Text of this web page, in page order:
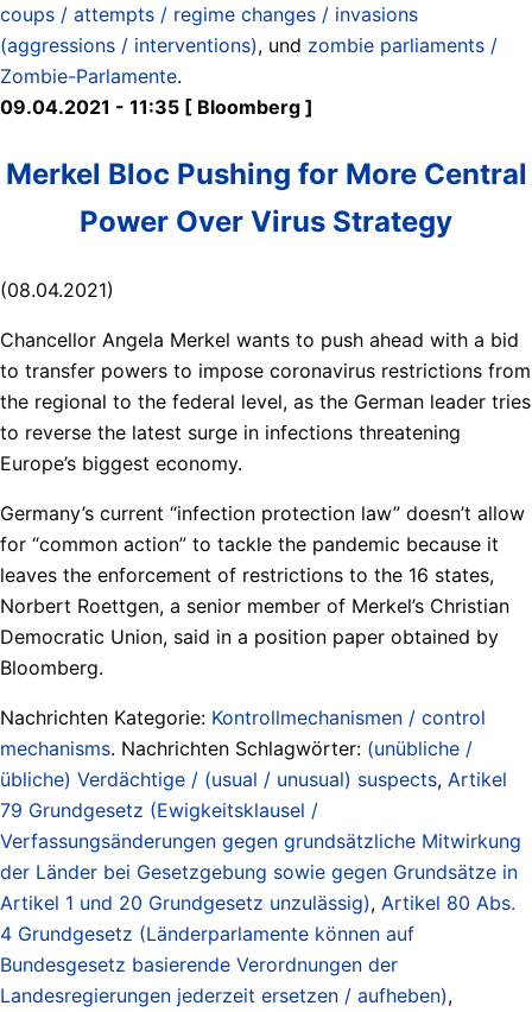
coups / attempts / regime changes / invasions
(aggressions / interventions), und zombie parliaments /
Zombie-Parlamente.
09.04.2021 - 11:35 [ Bloomberg ]
Merkel Bloc Pushing for More Central
Power Over Virus Strategy
(08.04.2021)
Chancellor Angela Merkel wants to push ahead with a bid
to transfer powers to impose coronavirus restrictions from
the regional to the federal level, as the German leader tries
to reverse the latest surge in infections threatening
Europe’s biggest economy.
Germany’s current “infection protection law” doesn’t allow
for “common action” to tackle the pandemic because it
leaves the enforcement of restrictions to the 16 states,
Norbert Roettgen, a senior member of Merkel’s Christian
Democratic Union, said in a position paper obtained by
Bloomberg.
Nachrichten Kategorie: Kontrollmechanismen / control
mechanisms. Nachrichten Schlagwörter: (unübliche /
übliche) Verdächtige / (usual / unusual) suspects, Artikel
79 Grundgesetz (Ewigkeitsklausel /
Verfassungsänderungen gegen grundsätzliche Mitwirkung
der Länder bei Gesetzgebung sowie gegen Grundsätze in
Artikel 1 und 20 Grundgesetz unzulässig), Artikel 80 Abs.
4 Grundgesetz (Länderparlamente können auf
Bundesgesetz basierende Verordnungen der
Landesregierungen jederzeit ersetzen / aufheben),